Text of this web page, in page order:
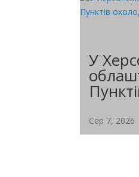
У
Сер 7, 2026